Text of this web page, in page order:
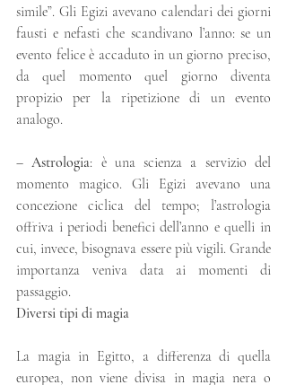
simile”. Gli Egizi avevano calendari dei giorni
fausti e nefasti che scandivano l’anno: se un
evento felice è accaduto in un giorno preciso,
da quel momento quel giorno diventa
propizio per la ripetizione di un evento
analogo.
– Astrologia: è una scienza a servizio del
momento magico. Gli Egizi avevano una
concezione ciclica del tempo; l’astrologia
offriva i periodi benefici dell’anno e quelli in
cui, invece, bisognava essere più vigili. Grande
importanza veniva data ai momenti di
passaggio.
Diversi tipi di magia
La magia in Egitto, a differenza di quella
europea, non viene divisa in magia nera o